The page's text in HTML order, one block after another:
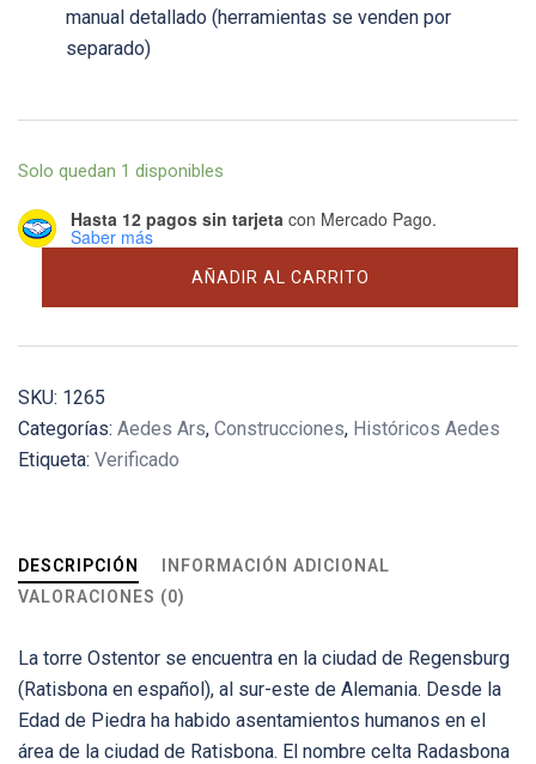
manual detallado (herramientas se venden por
separado)
Solo quedan 1 disponibles
Hasta 12 pagos sin tarjeta con Mercado Pago.
Saber más
AÑADIR AL CARRITO
SKU: 1265
Categorías: Aedes Ars, Construcciones, Históricos Aedes
Etiqueta: Verificado
DESCRIPCIÓN
INFORMACIÓN ADICIONAL
VALORACIONES (0)
La torre Ostentor se encuentra en la ciudad de Regensburg
(Ratisbona en español), al sur-este de Alemania. Desde la
Edad de Piedra ha habido asentamientos humanos en el
área de la ciudad de Ratisbona. El nombre celta Radasbona